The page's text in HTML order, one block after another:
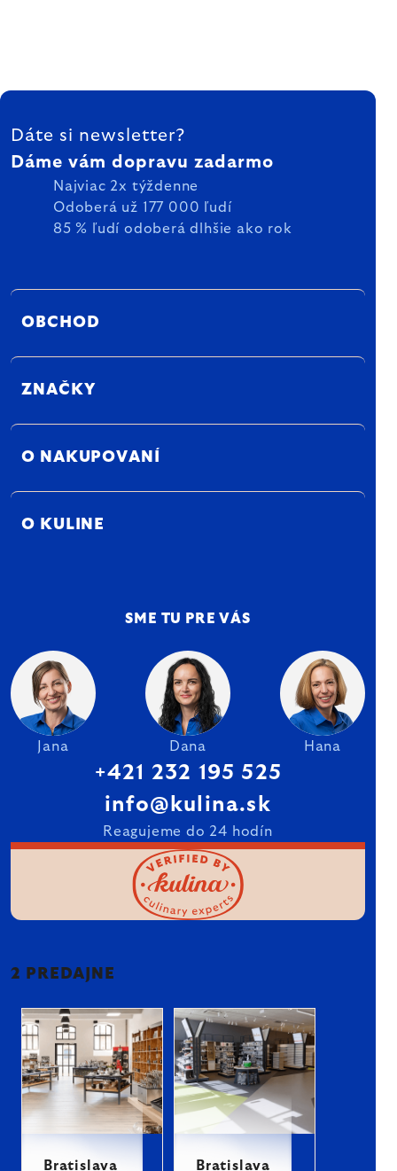
ZÁPÄTIE
Dáte si newsletter?
Dáme vám dopravu zadarmo
Najviac 2x týždenne
Odoberá už 177 000 ľudí
85 % ľudí odoberá dlhšie ako rok
OBCHOD
ZNAČKY
O NAKUPOVANÍ
O KULINE
SME TU PRE VÁS
Jana Dana Hana
+421 232 195 525
info@kulina.sk
Reagujeme do 24 hodín
2 PREDAJNE
Bratislava Bratislava